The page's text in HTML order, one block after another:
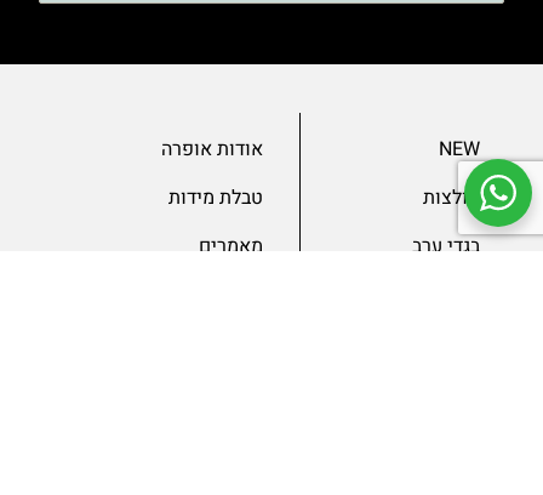
NEW
חולצות
בגדי ערב
אודות אופרה
טבלת מידות
מאמרים